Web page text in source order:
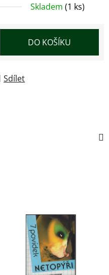
Skladem (1 ks)
DO KOŠÍKU
Sdílet